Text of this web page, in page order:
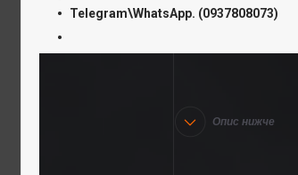
Telegram\WhatsApp. (0937808073)
Опис нижче